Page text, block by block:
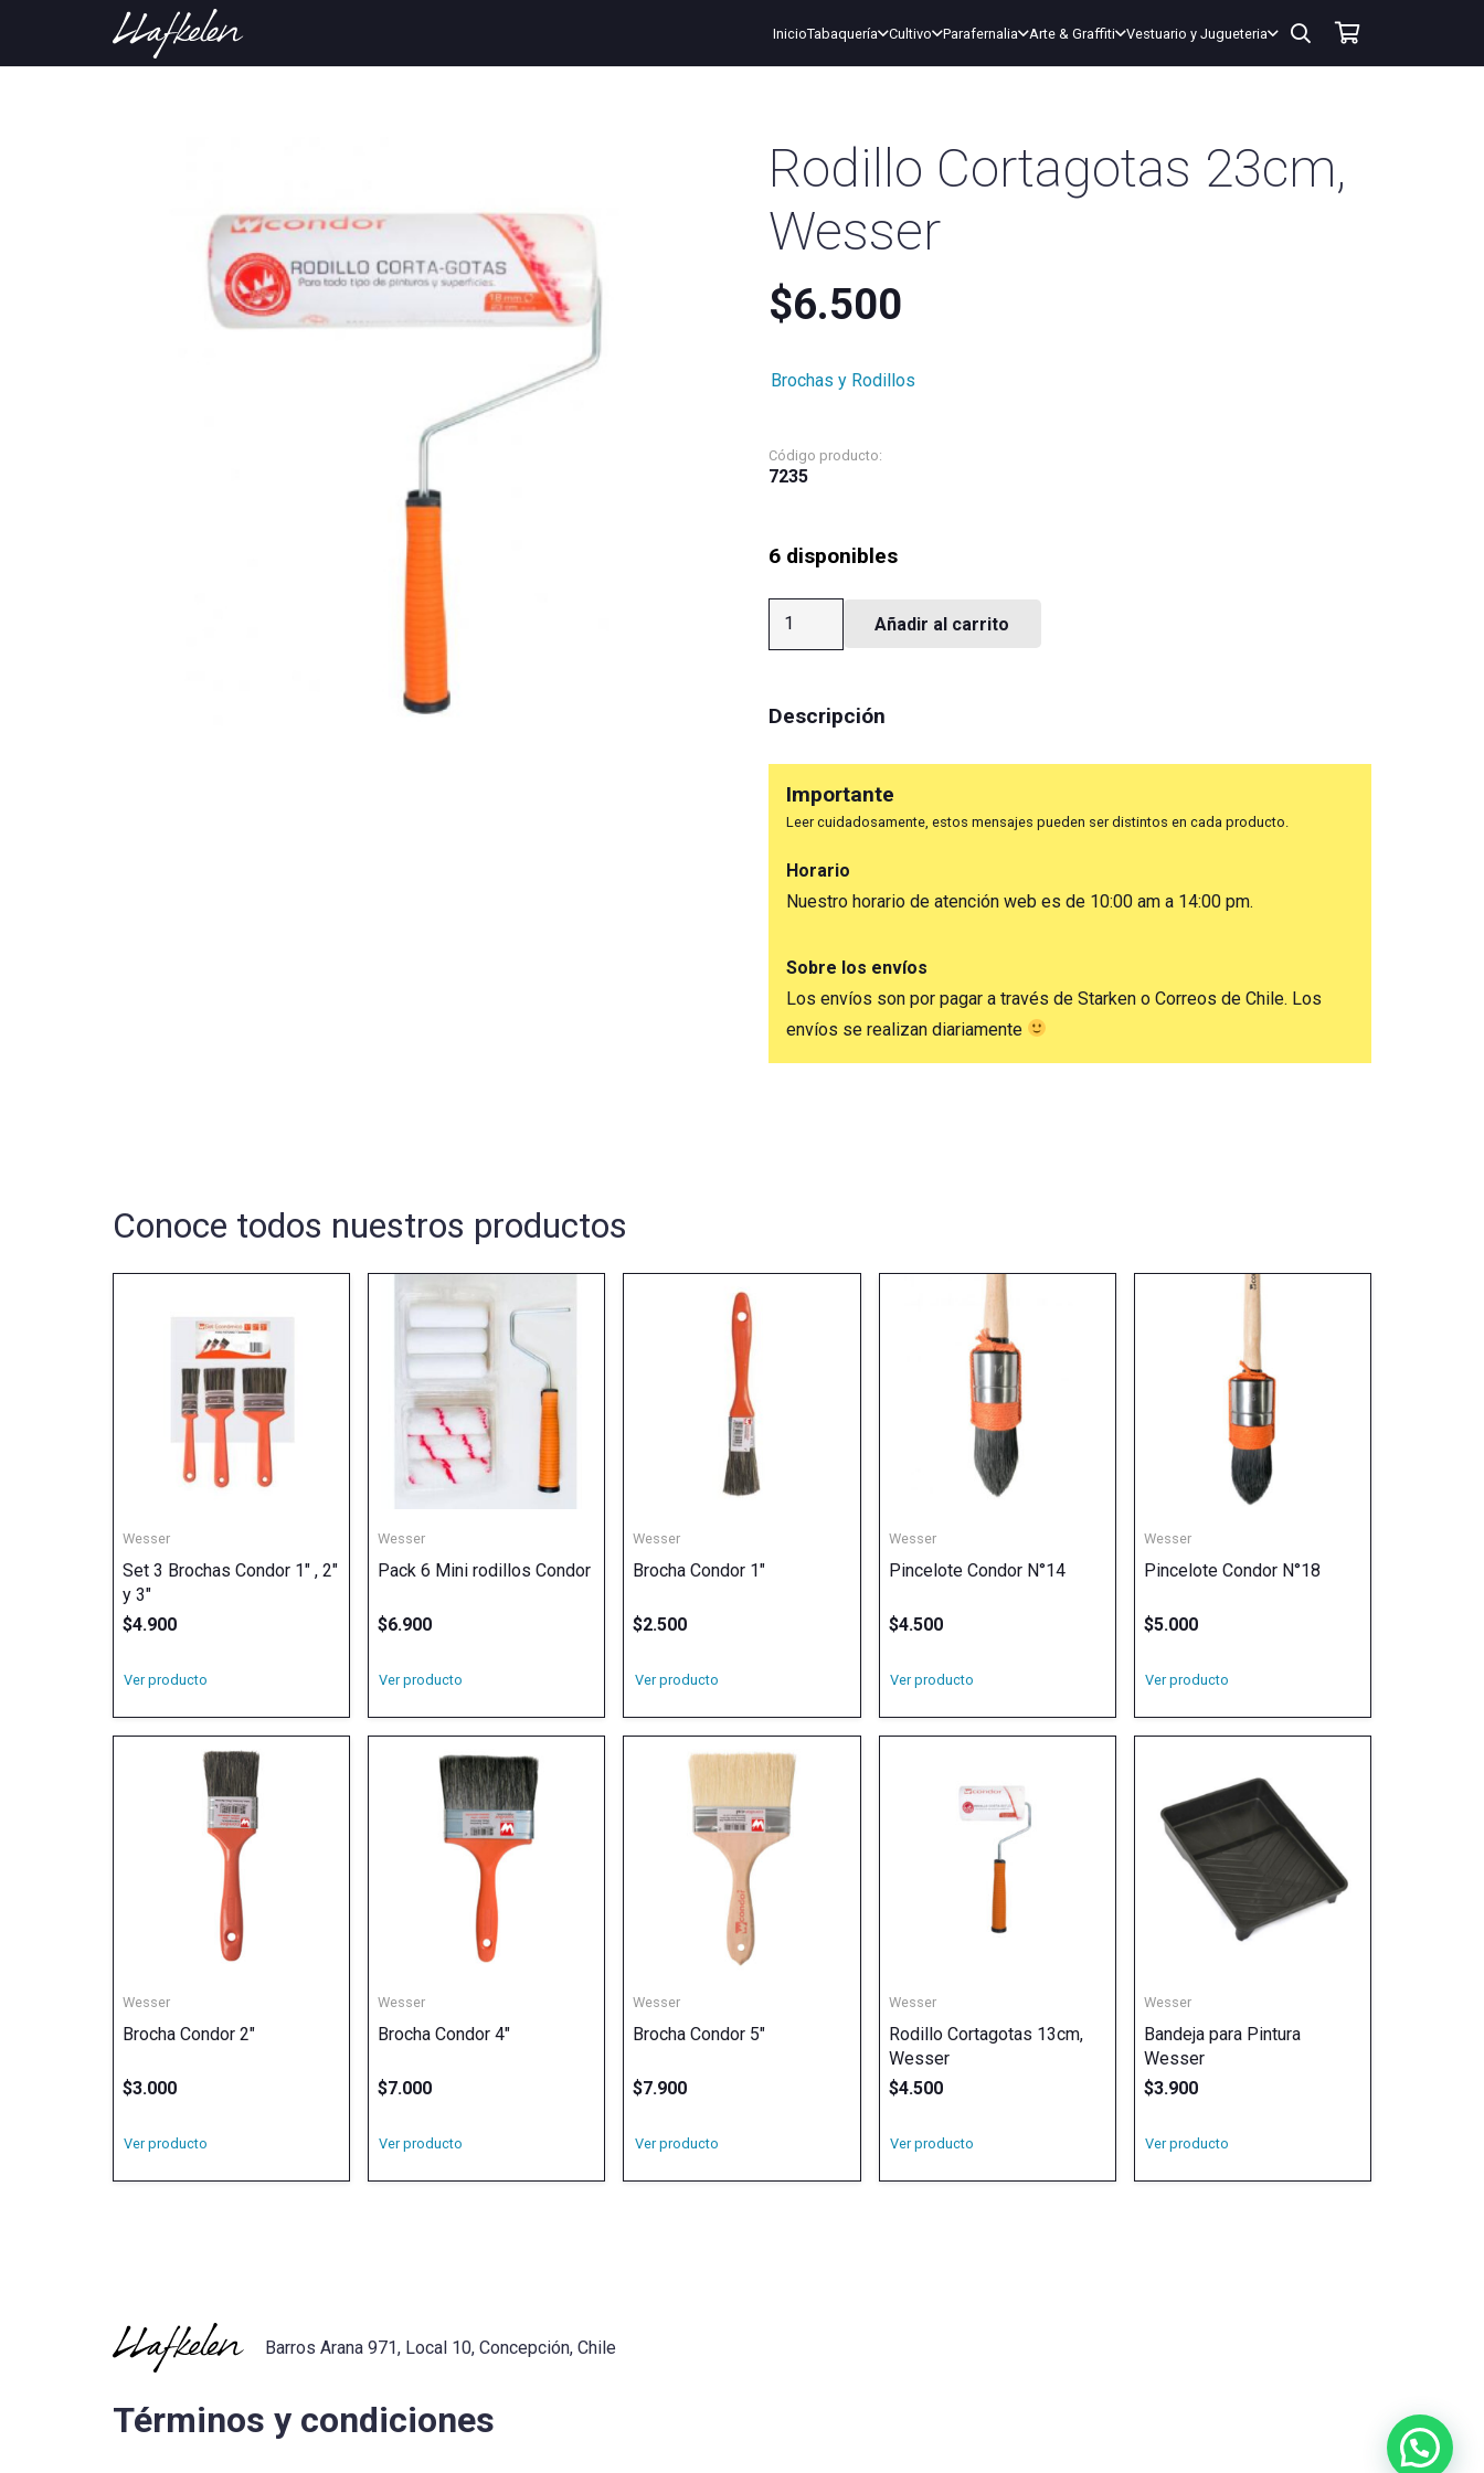
InicioTabaquería Cultivo Parafernalia Arte & Graffiti Vestuario y Jugueteria
Rodillo Cortagotas 23cm,
Wesser
$6.500
Brochas y Rodillos
Código producto:
7235
6 disponibles
Rodillo
Wesser
Añadir al carrito
Descripción
Importante
Leer cuidadosamente, estos mensajes pueden ser distintos en cada producto.
Horario
Nuestro horario de atención web es de 10:00 am a 14:00 pm.
Sobre los envíos
Los envíos son por pagar a través de Starken o Correos de Chile. Los
envíos se realizan diariamente
Conoce todos nuestros productos
Wesser
Set 3 Brochas Condor 1″ , 2″
y 3″
$4.900
Ver producto
Wesser
Pack 6 Mini rodillos Condor
$6.900
Ver producto
Wesser
Brocha Condor 1″
$2.500
Ver producto
Wesser
Pincelote Condor N°14
$4.500
Ver producto
Wesser
Pincelote Condor N°18
$5.000
Ver producto
Wesser
Brocha Condor 2″
$3.000
Ver producto
Wesser
Brocha Condor 4″
$7.000
Ver producto
Wesser
Brocha Condor 5″
$7.900
Ver producto
Wesser
Rodillo Cortagotas 13cm,
Wesser
$4.500
Ver producto
Wesser
Bandeja para Pintura
Wesser
$3.900
Ver producto
Barros Arana 971, Local 10, Concepción, Chile
Términos y condiciones